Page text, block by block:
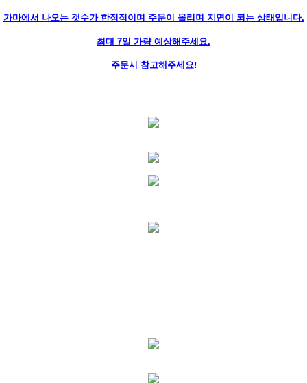
가마에서 나오는 갯수가 한정적이며 주문이 몰리며 지연이 되는 상태입니다.
최대 7일 가량 예상해주세요.
주문시 참고해주세요!